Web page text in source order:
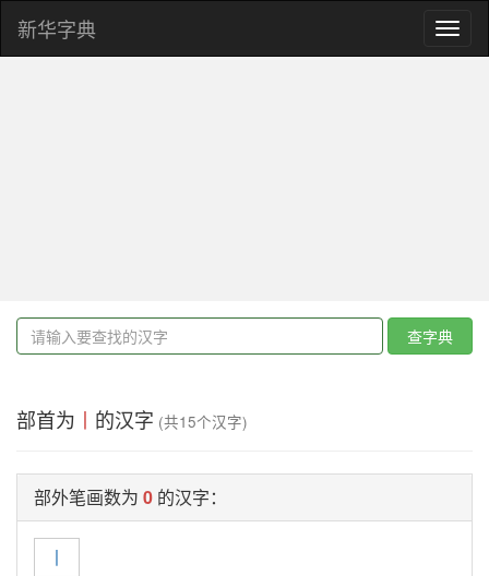
新华字典
查字典
部首为 丨 的汉字 (共15个汉字)
部外笔画数为 0 的汉字：
丨